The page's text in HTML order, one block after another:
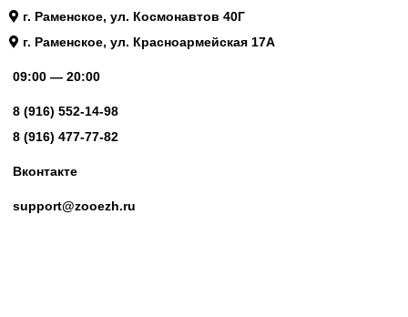
г. Раменское, ул. Космонавтов 40Г
г. Раменское, ул. Красноармейская 17А
09:00 — 20:00
8 (916) 552-14-98
8 (916) 477-77-82
Вконтакте
support@zooezh.ru